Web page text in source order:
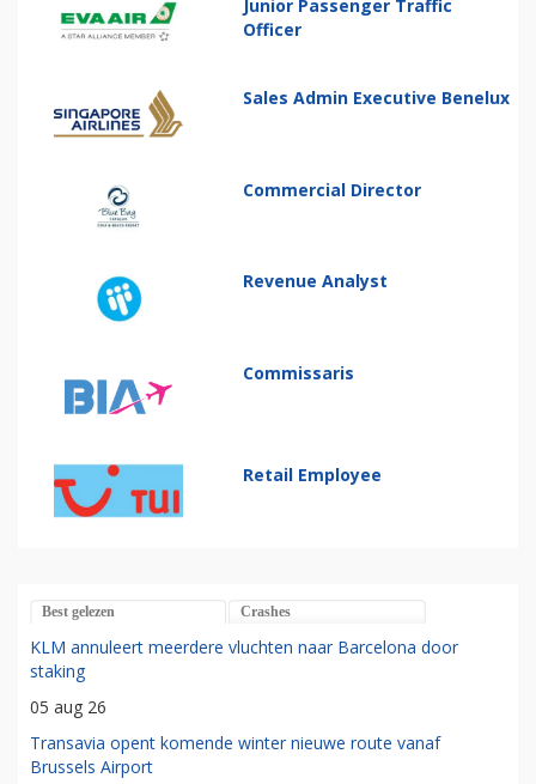
Junior Passenger Traffic
Officer
Sales Admin Executive Benelux
Commercial Director
Revenue Analyst
Commissaris
Retail Employee
Best gelezen Crashes
KLM annuleert meerdere vluchten naar Barcelona door
staking
05 aug 26
Transavia opent komende winter nieuwe route vanaf
Brussels Airport